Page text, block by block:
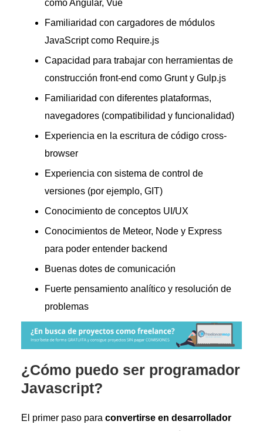
como Angular, Vue
Familiaridad con cargadores de módulos
JavaScript como Require.js
Capacidad para trabajar con herramientas de
construcción front-end como Grunt y Gulp.js
Familiaridad con diferentes plataformas,
navegadores (compatibilidad y funcionalidad)
Experiencia en la escritura de código cross-
browser
Experiencia con sistema de control de
versiones (por ejemplo, GIT)
Conocimiento de conceptos UI/UX
Conocimientos de Meteor, Node y Express
para poder entender backend
Buenas dotes de comunicación
Fuerte pensamiento analítico y resolución de
problemas
¿Cómo puedo ser programador
Javascript?
El primer paso para convertirse en desarrollador